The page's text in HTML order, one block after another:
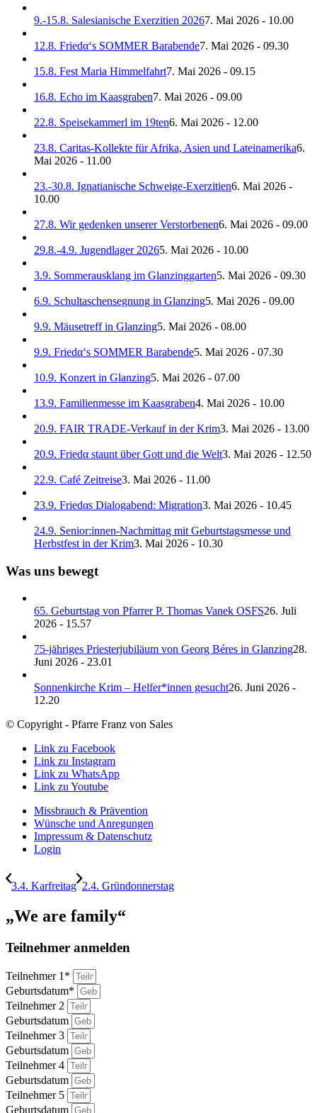
9.-15.8. Salesianische Exerzitien 20267. Mai 2026 - 10.00
12.8. Friedα‘s SOMMER Barabende7. Mai 2026 - 09.30
15.8. Fest Maria Himmelfahrt7. Mai 2026 - 09.15
16.8. Echo im Kaasgraben7. Mai 2026 - 09.00
22.8. Speisekammerl im 19ten6. Mai 2026 - 12.00
23.8. Caritas-Kollekte für Afrika, Asien und Lateinamerika6.
Mai 2026 - 11.00
23.-30.8. Ignatianische Schweige-Exerzitien6. Mai 2026 -
10.00
27.8. Wir gedenken unserer Verstorbenen6. Mai 2026 - 09.00
29.8.-4.9. Jugendlager 20265. Mai 2026 - 10.00
3.9. Sommerausklang im Glanzinggarten5. Mai 2026 - 09.30
6.9. Schultaschensegnung in Glanzing5. Mai 2026 - 09.00
9.9. Mäusetreff in Glanzing5. Mai 2026 - 08.00
9.9. Friedα‘s SOMMER Barabende5. Mai 2026 - 07.30
10.9. Konzert in Glanzing5. Mai 2026 - 07.00
13.9. Familienmesse im Kaasgraben4. Mai 2026 - 10.00
20.9. FAIR TRADE-Verkauf in der Krim3. Mai 2026 - 13.00
20.9. Friedα staunt über Gott und die Welt3. Mai 2026 - 12.50
22.9. Café Zeitreise3. Mai 2026 - 11.00
23.9. Friedαs Dialogabend: Migration3. Mai 2026 - 10.45
24.9. Senior:innen-Nachmittag mit Geburtstagsmesse und
Herbstfest in der Krim3. Mai 2026 - 10.30
Was uns bewegt
65. Geburtstag von Pfarrer P. Thomas Vanek OSFS26. Juli
2026 - 15.57
75-jähriges Priesterjubiläum von Georg Béres in Glanzing28.
Juni 2026 - 23.01
Sonnenkirche Krim – Helfer*innen gesucht26. Juni 2026 -
12.20
© Copyright - Pfarre Franz von Sales
Link zu Facebook
Link zu Instagram
Link zu WhatsApp
Link zu Youtube
Missbrauch & Prävention
Wünsche und Anregungen
Impressum & Datenschutz
Login
3.4. Karfreitag 2.4. Gründonnerstag
„We are family“
Teilnehmer anmelden
Teilnehmer 1*
Geburtsdatum*
Teilnehmer 2
Geburtsdatum
Teilnehmer 3
Geburtsdatum
Teilnehmer 4
Geburtsdatum
Teilnehmer 5
Geburtsdatum